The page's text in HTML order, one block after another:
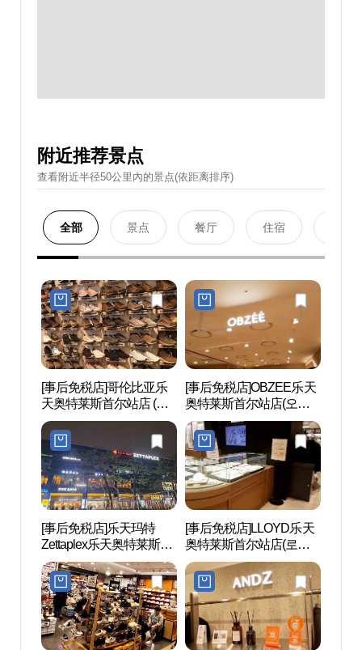
附近推荐景点
查看附近半径50公里內的景点(依距离排序)
全部 景点 餐厅 住宿
[事后免税店]哥伦比亚乐
天奥特莱斯首尔站店 (컬
럼비아 롯데서울역)
[事后免税店]OBZEE乐天
奥特莱斯首尔站店(오브
제 롯데아울렛 서울역점)
[事后免税店]乐天玛特
Zettaplex乐天奥特莱斯首
尔站店(롯데마트 제타플
렉스 롯데아울렛 서울역
점)
[事后免税店]LLOYD乐天
奥特莱斯首尔站店(로이
드 롯데아울렛 서울역점)